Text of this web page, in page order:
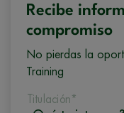
Recibe
compromiso
No pierdas la
Training
Titulación*